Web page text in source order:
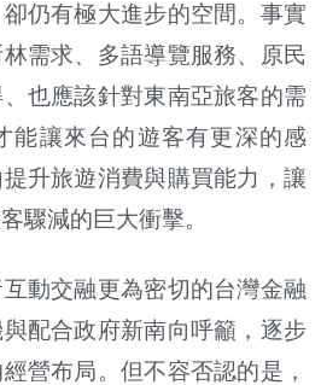
卻仍有極大進步的空間 。 事實
需求、 多語導覽服務、
原民
、 也應該針對東南亞旅客的需
能讓來台的遊客有更深的感
升旅遊消費與購買能力 ，讓
驟減的巨大衝擊。
動交融更為密切的台灣金融
配合政府新南向呼籲 ， 逐步
營布局。但不容否認的是 ，